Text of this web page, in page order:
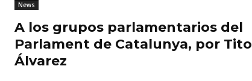
News
A los grupos parlamentarios del
Parlament de Catalunya, por Tito
Álvarez